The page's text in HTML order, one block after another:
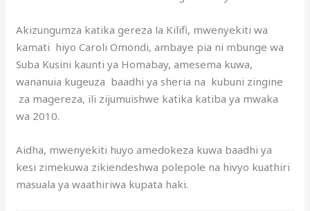
Akizungumza katika gereza la Kilifi, mwenyekiti wa
kamati hiyo Caroli Omondi, ambaye pia ni mbunge wa
Suba Kusini kaunti ya Homabay, amesema kuwa,
wananuia kugeuza baadhi ya sheria na kubuni zingine
za magereza, ili zijumuishwe katika katiba ya mwaka
wa 2010.
Aidha, mwenyekiti huyo amedokeza kuwa baadhi ya
kesi zimekuwa zikiendeshwa polepole na hivyo kuathiri
masuala ya waathiriwa kupata haki.